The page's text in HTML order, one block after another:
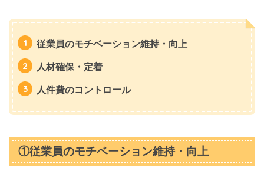
従業員のモチベーション維持・向上
人材確保・定着
人件費のコントロール
①従業員のモチベーション維持・向上